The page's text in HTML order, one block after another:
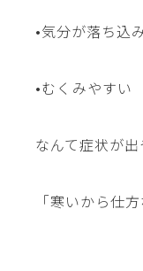
•気分が落ち込
•むくみやすい
なんて症状が
「寒いから仕